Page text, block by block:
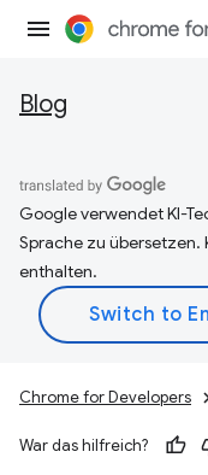
Blog
Google verwendet KI-
Sprache zu übersetzen.
enthalten.
Chrome for Developers
War das hilfreich?